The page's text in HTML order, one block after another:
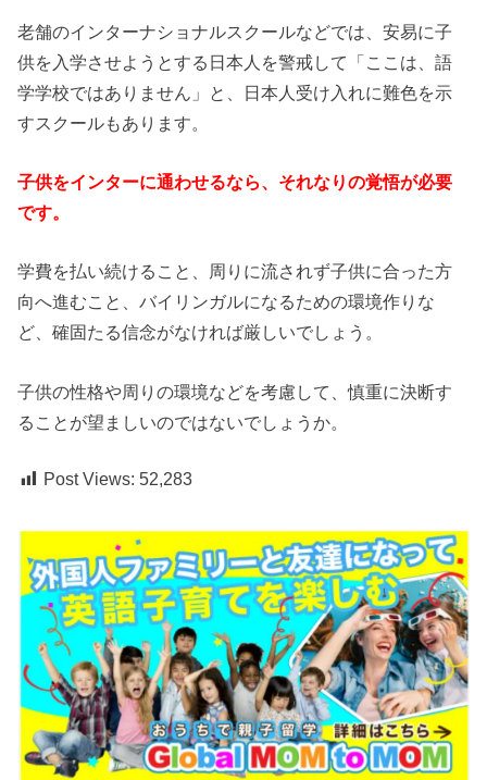
老舗のインターナショナルスクールなどでは、安易に子
供を入学させようとする日本人を警戒して「ここは、語
学学校ではありません」と、日本人受け入れに難色を示
すスクールもあります。
子供をインターに通わせるなら、それなりの覚悟が必要
です。
学費を払い続けること、周りに流されず子供に合った方
向へ進むこと、バイリンガルになるための環境作りな
ど、確固たる信念がなければ厳しいでしょう。
子供の性格や周りの環境などを考慮して、慎重に決断す
ることが望ましいのではないでしょうか。
Post Views: 52,283